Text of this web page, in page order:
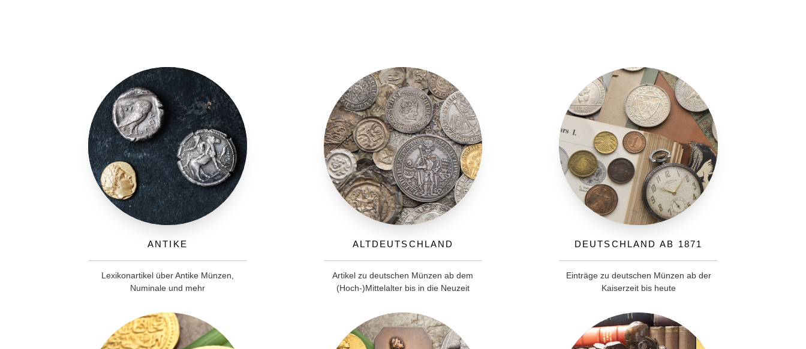
Antike
Lexikonartikel über Antike Münzen,
Numinale und mehr
Altdeutschland
Artikel zu deutschen Münzen ab dem
(Hoch-)Mittelalter bis in die Neuzeit
Deutschland ab 1871
Einträge zu deutschen Münzen ab der
Kaiserzeit bis heute